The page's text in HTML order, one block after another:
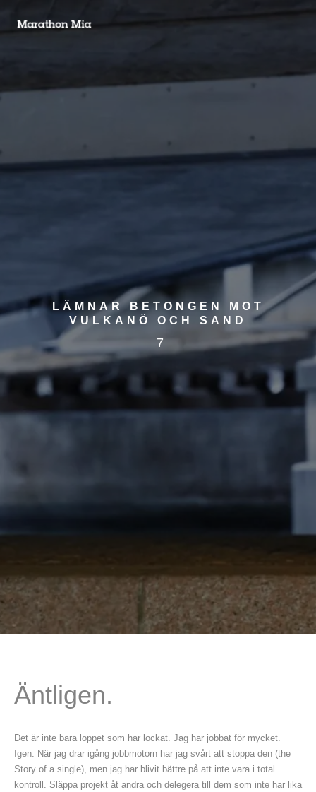
LÄMNAR BETONGEN MOT
VULKANÖ OCH SAND
7
Äntligen.
Det är inte bara loppet som har lockat. Jag har jobbat för mycket.
Igen. När jag drar igång jobbmotorn har jag svårt att stoppa den (the
Story of a single), men jag har blivit bättre på att inte vara i total
kontroll. Släppa projekt åt andra och delegera till dem som inte har lika